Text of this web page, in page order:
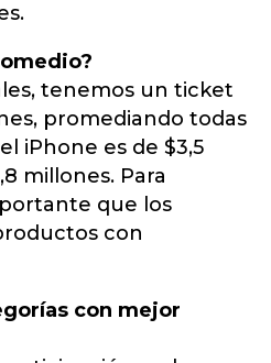
tenemos un ticket
promediando todas
iPhone es de $3,5
millones. Para
que los
con
con mejor